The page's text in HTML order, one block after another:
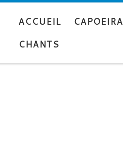
ACCUEIL CAPOEIRA
CHANTS